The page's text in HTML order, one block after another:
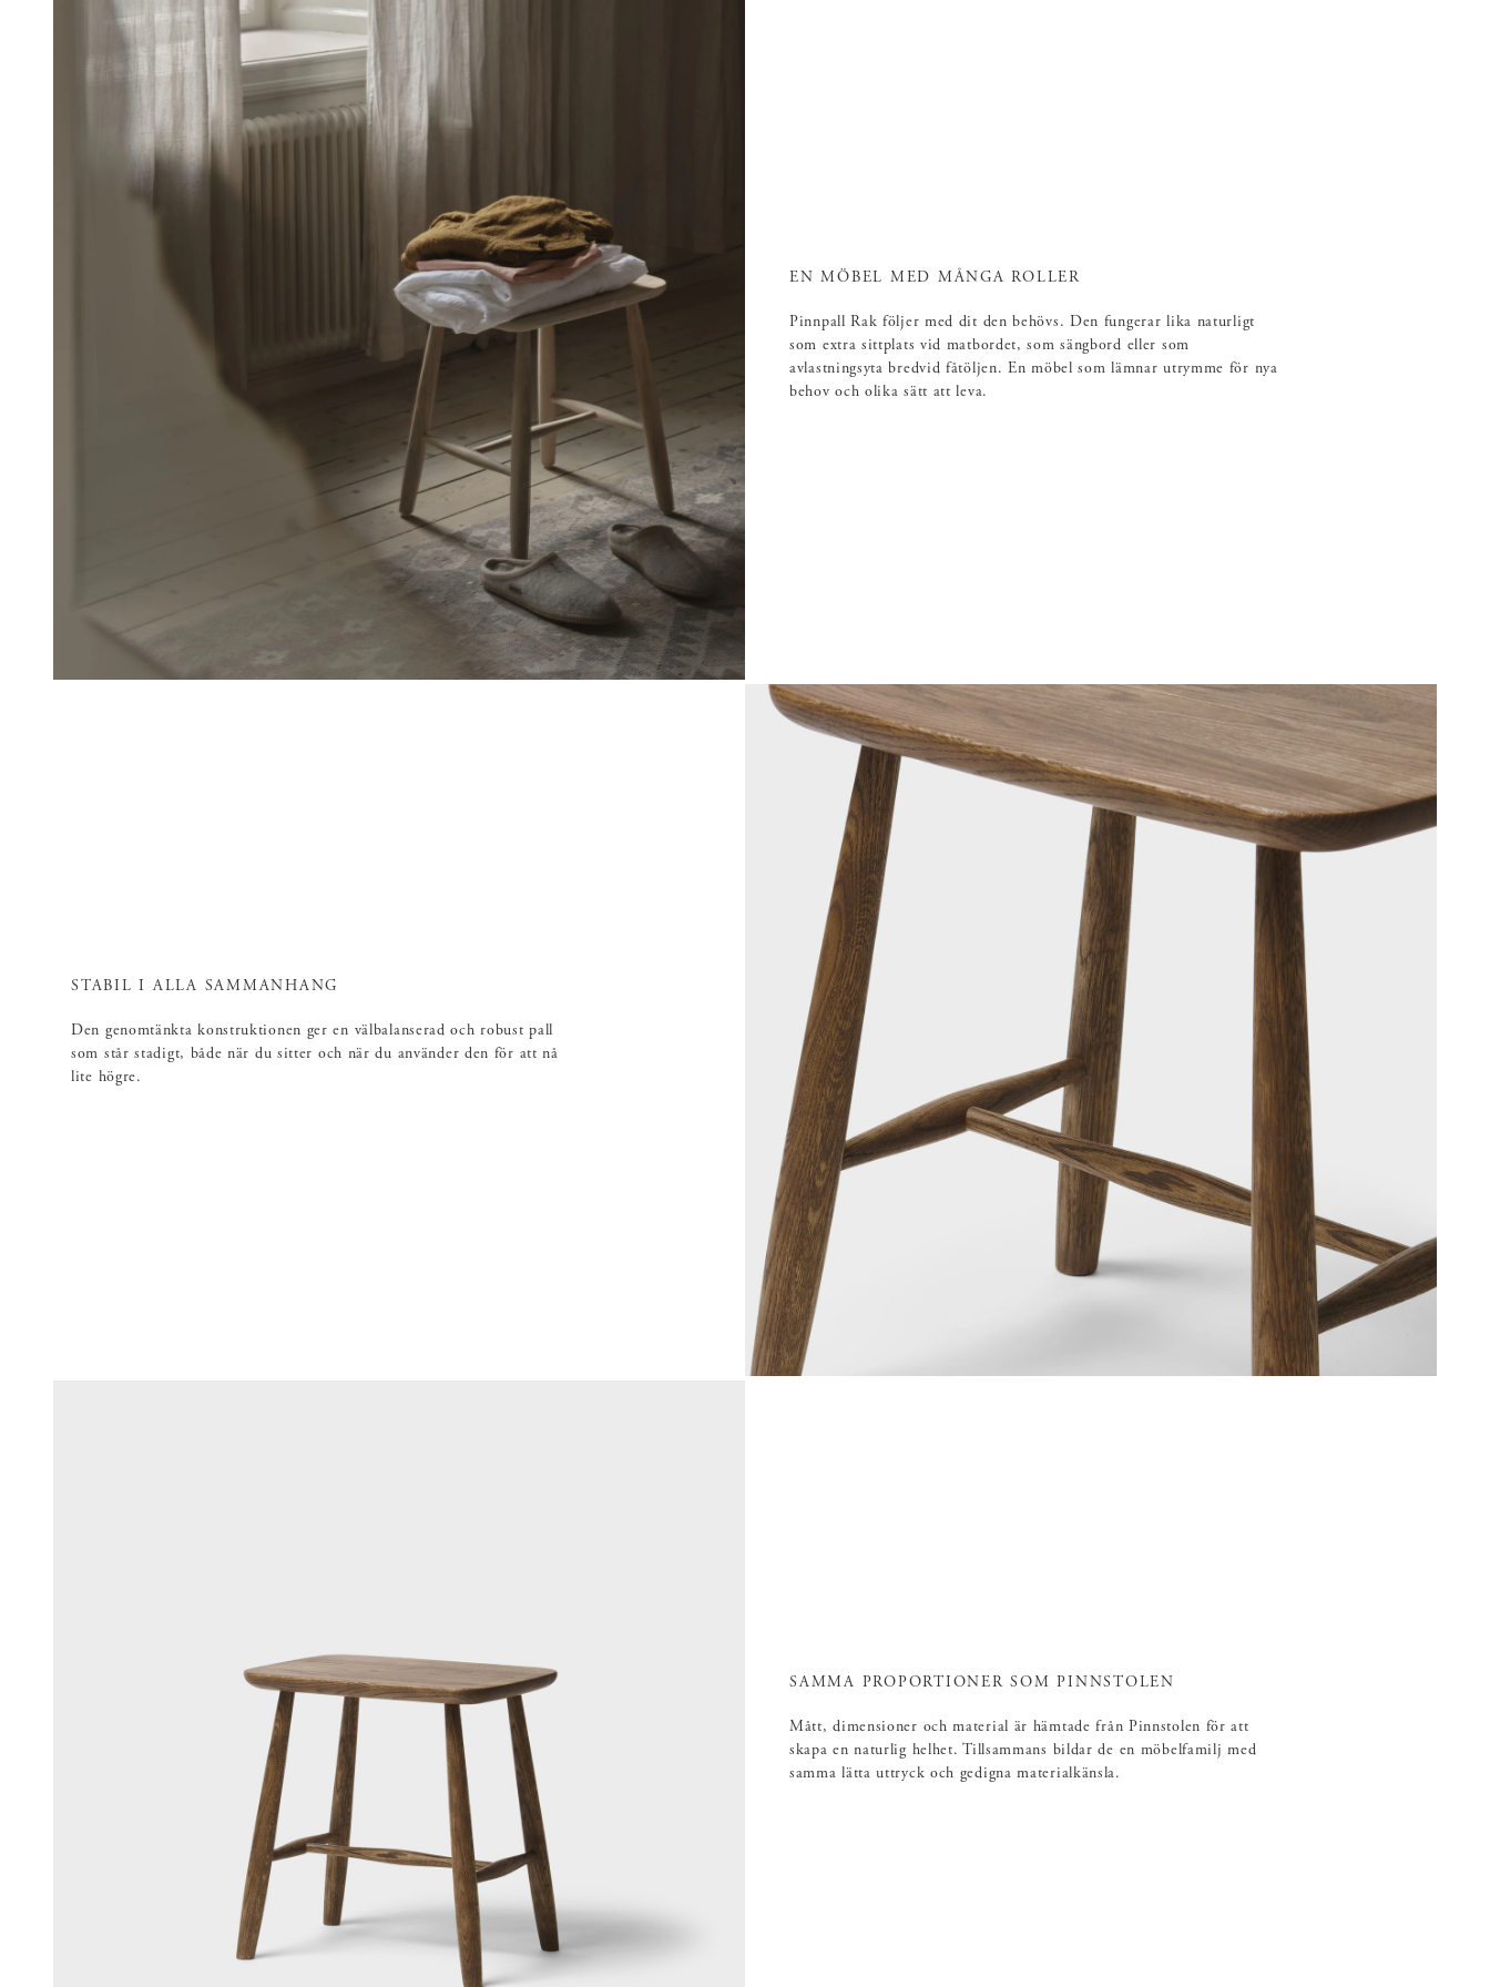
EN MÖBEL MED MÅNGA ROLLER
Pinnpall Rak följer med dit den behövs. Den fungerar lika naturligt
som extra sittplats vid matbordet, som sängbord eller som
avlastningsyta bredvid fåtöljen. En möbel som lämnar utrymme för nya
behov och olika sätt att leva.
STABIL I ALLA SAMMANHANG
Den genomtänkta konstruktionen ger en välbalanserad och robust pall
som står stadigt, både när du sitter och när du använder den för att nå
lite högre.
SAMMA PROPORTIONER SOM PINNSTOLEN
Mått, dimensioner och material är hämtade från Pinnstolen för att
skapa en naturlig helhet. Tillsammans bildar de en möbelfamilj med
samma lätta uttryck och gedigna materialkänsla.